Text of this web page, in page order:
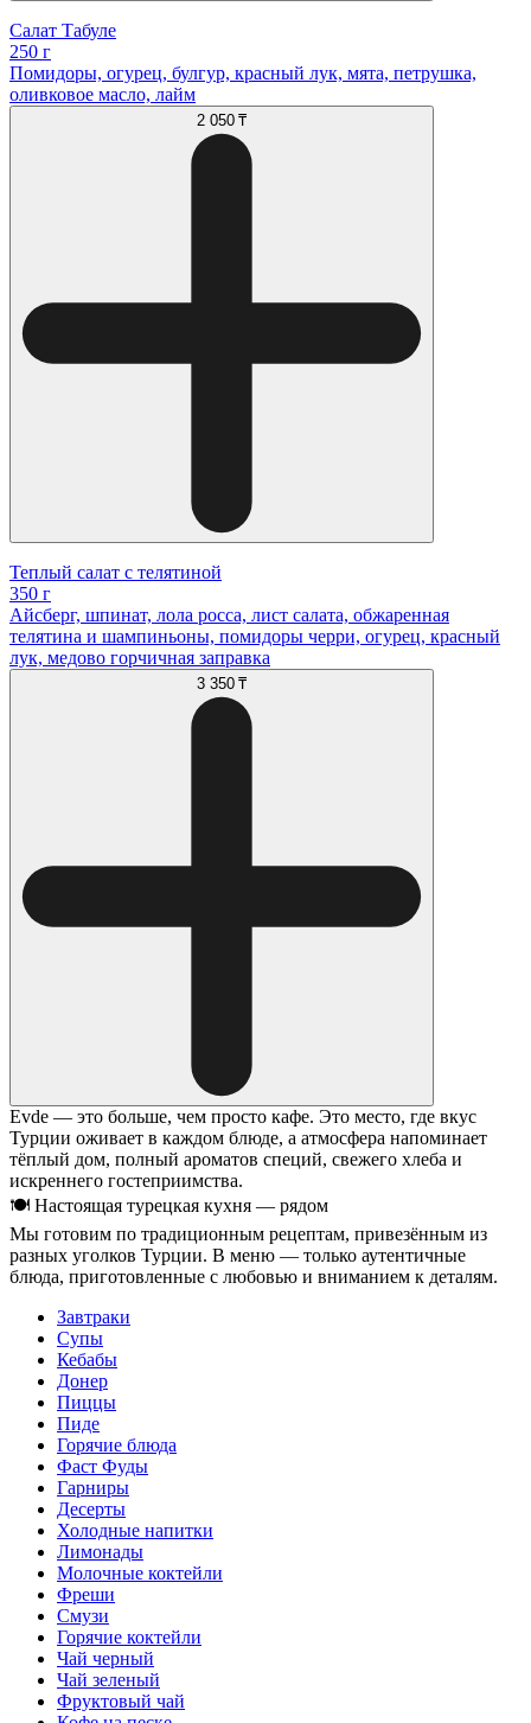
Салат Табуле
250 г
Помидоры, огурец, булгур, красный лук, мята, петрушка,
оливковое масло, лайм
2 050 ₸
Теплый салат с телятиной
350 г
Айсберг, шпинат, лола росса, лист салата, обжаренная
телятина и шампиньоны, помидоры черри, огурец, красный
лук, медово горчичная заправка
3 350 ₸
Evde — это больше, чем просто кафе. Это место, где вкус
Турции оживает в каждом блюде, а атмосфера напоминает
тёплый дом, полный ароматов специй, свежего хлеба и
искреннего гостеприимства.
🍽 Настоящая турецкая кухня — рядом
Мы готовим по традиционным рецептам, привезённым из
разных уголков Турции. В меню — только аутентичные
блюда, приготовленные с любовью и вниманием к деталям.
Завтраки
Супы
Кебабы
Донер
Пиццы
Пиде
Горячие блюда
Фаст Фуды
Гарниры
Десерты
Холодные напитки
Лимонады
Молочные коктейли
Фреши
Смузи
Горячие коктейли
Чай черный
Чай зеленый
Фруктовый чай